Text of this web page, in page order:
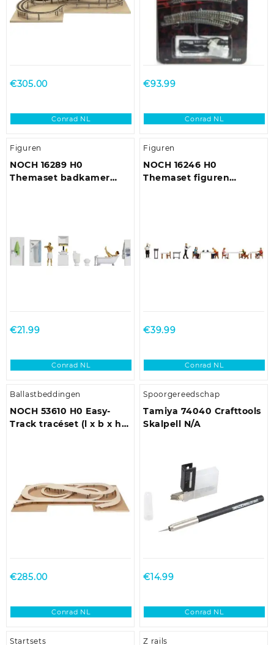
€305.00
Conrad NL
€93.99
Conrad NL
Figuren
NOCH 16289 H0
Themaset badkamer
€21.99
Conrad NL
Figuren
NOCH 16246 H0
Themaset figuren
€39.99
Conrad NL
Ballastbeddingen
NOCH 53610 H0 Easy-
Track tracéset (l x b x h)
€285.00
Conrad NL
Spoorgereedschap
Tamiya 74040 Crafttools
Skalpell N/A
€14.99
Conrad NL
Startsets Z rails